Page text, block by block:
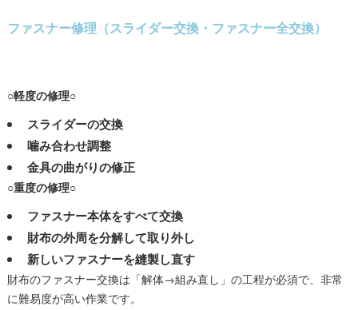
ファスナー修理（スライダー交換・ファスナー全交換）
○軽度の修理○
スライダーの交換
噛み合わせ調整
金具の曲がりの修正
○重度の修理○
ファスナー本体をすべて交換
財布の外周を分解して取り外し
新しいファスナーを縫製し直す
財布のファスナー交換は「解体→組み直し」の工程が必須で、非常
に難易度が高い作業です。